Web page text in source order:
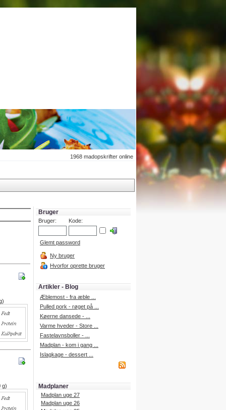
1968 madopskrifter online
g)
Bruger
Bruger: Kode:
Glemt password
Ny bruger
Hvorfor oprette bruger
Artikler - Blog
Æblemost - fra æble ...
Pulled pork - røget på ...
Køerne dansede - ...
Varme hveder - Store ...
Fastelavnsboller - ...
Madplan - kom i gang ...
Islagkage - dessert ...
Madplaner
Madplan uge 27
Madplan uge 26